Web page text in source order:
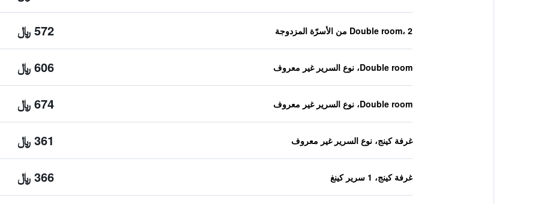
Double room، 2 من الأسرّة المزدوجة 572 ﷼
Double room، نوع السرير غير معروف 606 ﷼
Double room، نوع السرير غير معروف 674 ﷼
غرفة كينج، نوع السرير غير معروف 361 ﷼
غرفة كينج، 1 سرير كينغ 366 ﷼